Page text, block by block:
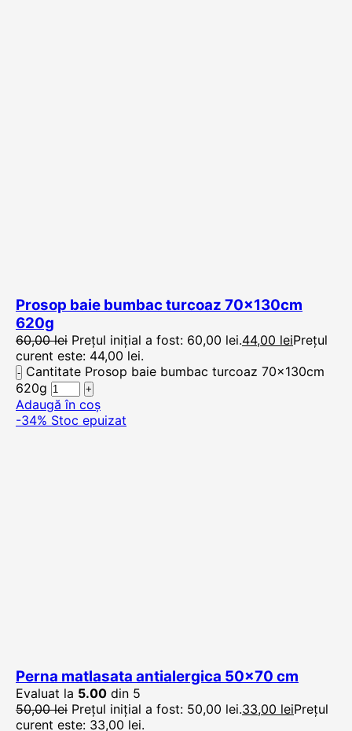
Prosop baie bumbac turcoaz 70x130cm
620g
60,00lei Prețul inițial a fost: 60,00 lei.44,00 leiPrețul
curent este: 44,00 lei.
Cantitate Prosop baie bumbac turcoaz 70x130cm
620g
Adaugă în coș
-34% Stoc epuizat
Perna matlasata antialergica 50×70 cm
Evaluat la 5.00 din 5
50,00lei Prețul inițial a fost: 50,00 lei.33,00 leiPrețul
curent este: 33,00 lei.